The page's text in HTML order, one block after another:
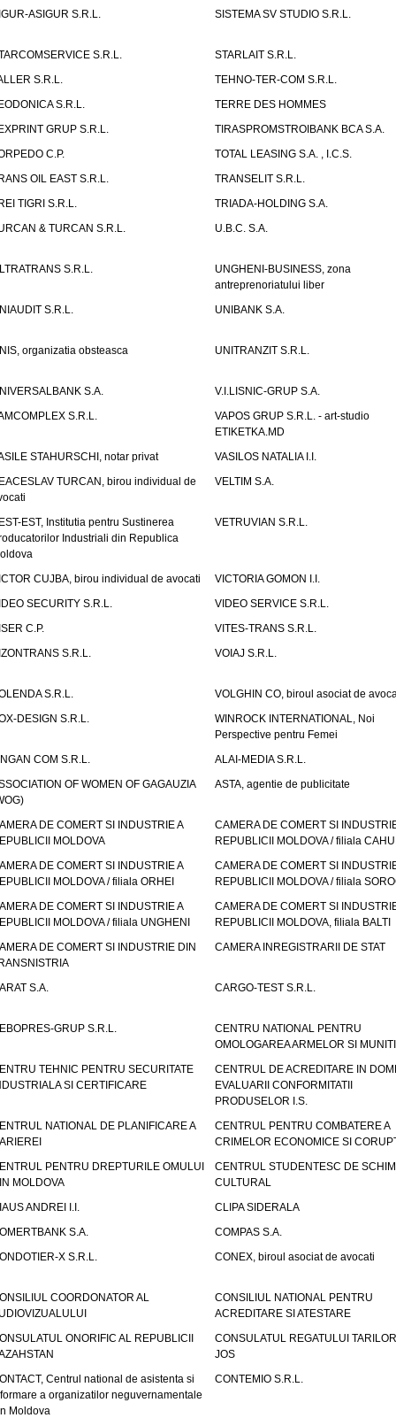
ASIGUR S.R.L. SISTEMA SV STUDIO S.R.L.
S.R.L.
STARLAIT S.R.L.
S.R.L.
TEHNO-TER-COM S.R.L.
S.R.L.
TERRE DES HOMMES
GRUP S.R.L.
TIRASPROMSTROIBANK BCA S.A.
C.P.
TOTAL LEASING S.A. , I.C.S.
OIL EAST S.R.L.
TRANSELIT S.R.L.
TIGRI S.R.L.
TRIADA-HOLDING S.A.
& TURCAN S.R.L.
U.B.C. S.A.
S.R.L.
UNGHENI-BUSINESS, zona
antreprenoriatului liber
S.R.L.
UNIBANK S.A.
organizatia obsteasca UNITRANZIT S.R.L.
S.A.
V.I.LISNIC-GRUP S.A.
S.R.L.
VAPOS GRUP S.R.L. - art-studio
ETIKETKA.MD
STAHURSCHI, notar privat
VASILOS NATALIA I.I.
TURCAN, birou individual de
VELTIM S.A.
EST, Institutia pentru Sustinerea
Industriali din Republica
VETRUVIAN S.R.L.
CUJBA, birou individual de avocati
VICTORIA GOMON I.I.
SECURITY S.R.L.
VIDEO SERVICE S.R.L.
C.P.
VITES-TRANS S.R.L.
S.R.L.
VOIAJ S.R.L.
S.R.L.
VOLGHIN CO, biroul asociat de
DESIGN S.R.L.
WINROCK INTERNATIONAL, Noi
Perspective pentru Femei
COM S.R.L.
ALAI-MEDIA S.R.L.
OF WOMEN OF GAGAUZIA
ASTA, agentie de publicitate
DE COMERT SI INDUSTRIE A
MOLDOVA
CAMERA DE COMERT SI
REPUBLICII MOLDOVA / filiala
DE COMERT SI INDUSTRIE A
MOLDOVA / filiala ORHEI
CAMERA DE COMERT SI
REPUBLICII MOLDOVA / filiala
DE COMERT SI INDUSTRIE A
MOLDOVA / filiala UNGHENI
CAMERA DE COMERT SI
REPUBLICII MOLDOVA, filiala BALTI
DE COMERT SI INDUSTRIE DIN
CAMERA INREGISTRARII DE STAT
S.A. CARGO-TEST S.R.L.
GRUP S.R.L.
CENTRU NATIONAL PENTRU
OMOLOGAREA ARMELOR SI
TEHNIC PENTRU SECURITATE
SI CERTIFICARE
CENTRUL DE ACREDITARE IN
EVALUARII CONFORMITATII
PRODUSELOR I.S.
NATIONAL DE PLANIFICARE A
CENTRUL PENTRU COMBATERE A
CRIMELOR ECONOMICE SI
PENTRU DREPTURILE OMULUI
MOLDOVA
CENTRUL STUDENTESC DE
CULTURAL
ANDREI I.I.
CLIPA SIDERALA
S.A.
COMPAS S.A.
X S.R.L.
CONEX, biroul asociat de avocati
COORDONATOR AL
CONSILIUL NATIONAL PENTRU
ACREDITARE SI ATESTARE
ONORIFIC AL REPUBLICII
CONSULATUL REGATULUI
JOS
Centrul national de asistenta si
a organizatilor neguvernamentale
Moldova
CONTEMIO S.R.L.